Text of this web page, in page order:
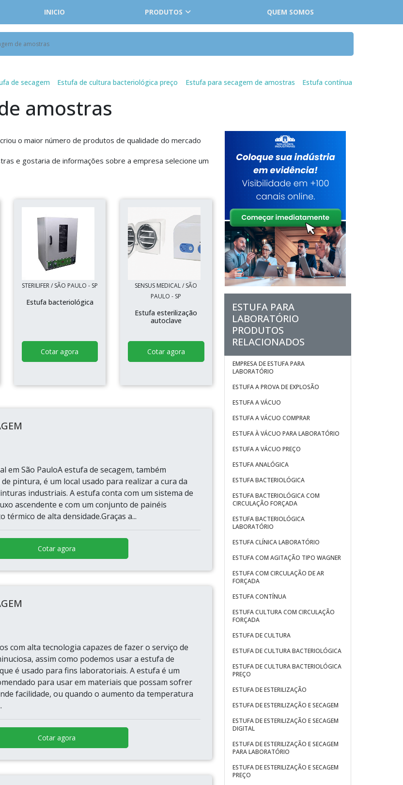
INICIO PRODUTOS QUEM SOMOS
de amostras
de secagem Estufa de cultura bacteriológica preço Estufa para secagem de amostras Estufa contínua
amostras
o maior número de produtos de qualidade do mercado
e gostaria de informações sobre a empresa selecione um
STERILIFER / SÃO PAULO - SP
Estufa bacteriológica
Cotar agora
SENSUS MEDICAL / SÃO
PAULO - SP
Estufa esterilização
autoclave
Cotar agora
em São PauloA estufa de secagem, também
pintura, é um local usado para realizar a cura da
industriais. A estufa conta com um sistema de
ascendente e com um conjunto de painéis
térmico de alta densidade.Graças a...
Cotar agora
com alta tecnologia capazes de fazer o serviço de
assim como podemos usar a estufa de
é usado para fins laboratoriais. A estufa é um
para usar em materiais que possam sofrer
facilidade, ou quando o aumento da temperatura
Cotar agora
ESTUFA PARA
LABORATÓRIO
PRODUTOS
RELACIONADOS
EMPRESA DE ESTUFA PARA
LABORATÓRIO
ESTUFA A PROVA DE EXPLOSÃO
ESTUFA A VÁCUO
ESTUFA A VÁCUO COMPRAR
ESTUFA À VÁCUO PARA LABORATÓRIO
ESTUFA A VÁCUO PREÇO
ESTUFA ANALÓGICA
ESTUFA BACTERIOLÓGICA
ESTUFA BACTERIOLÓGICA COM
CIRCULAÇÃO FORÇADA
ESTUFA BACTERIOLÓGICA
LABORATÓRIO
ESTUFA CLÍNICA LABORATÓRIO
ESTUFA COM AGITAÇÃO TIPO WAGNER
ESTUFA COM CIRCULAÇÃO DE AR
FORÇADA
ESTUFA CONTÍNUA
ESTUFA CULTURA COM CIRCULAÇÃO
FORÇADA
ESTUFA DE CULTURA
ESTUFA DE CULTURA BACTERIOLÓGICA
ESTUFA DE CULTURA BACTERIOLÓGICA
PREÇO
ESTUFA DE ESTERILIZAÇÃO
ESTUFA DE ESTERILIZAÇÃO E SECAGEM
ESTUFA DE ESTERILIZAÇÃO E SECAGEM
DIGITAL
ESTUFA DE ESTERILIZAÇÃO E SECAGEM
PARA LABORATÓRIO
ESTUFA DE ESTERILIZAÇÃO E SECAGEM
PREÇO